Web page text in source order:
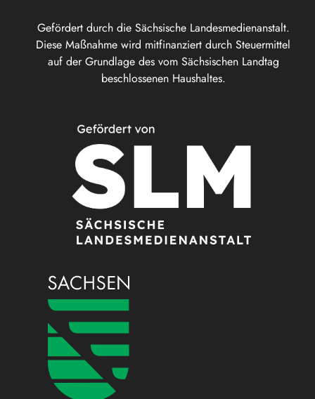
Gefördert durch die Sächsische Landesmedienanstalt.
Diese Maßnahme wird mitfinanziert durch Steuermittel
auf der Grundlage des vom Sächsischen Landtag
beschlossenen Haushaltes.